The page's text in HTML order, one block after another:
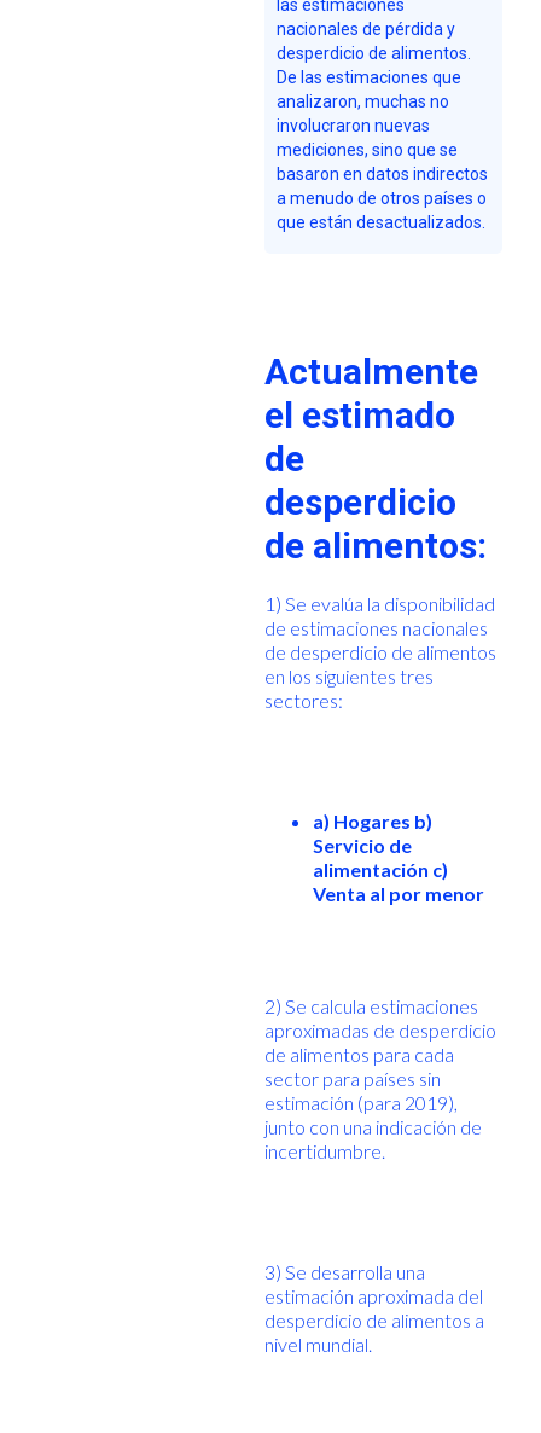
las estimaciones
nacionales de pérdida y
desperdicio de alimentos.
De las estimaciones que
analizaron, muchas no
involucraron nuevas
mediciones, sino que se
basaron en datos indirectos
a menudo de otros países o
que están desactualizados.
Actualmente
el estimado
de
desperdicio
de alimentos:
1) Se evalúa la disponibilidad
de estimaciones nacionales
de desperdicio de alimentos
en los siguientes tres
sectores:
a) Hogares b)
Servicio de
alimentación c)
Venta al por menor
2) Se calcula estimaciones
aproximadas de desperdicio
de alimentos para cada
sector para países sin
estimación (para 2019),
junto con una indicación de
incertidumbre.
3) Se desarrolla una
estimación aproximada del
desperdicio de alimentos a
nivel mundial.